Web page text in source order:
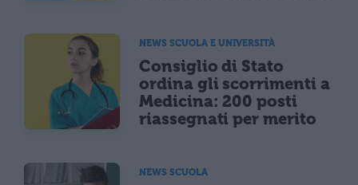
NEWS SCUOLA E UNIVERSITÀ
Consiglio di Stato
ordina gli scorrimenti a
Medicina: 200 posti
riassegnati per merito
NEWS SCUOLA